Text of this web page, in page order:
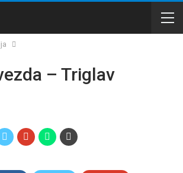
– Triglav